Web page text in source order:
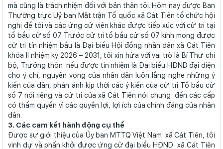
mà cũng là trách nhiệm đối với bản thân tôi. Hôm nay được Ban
Thường trực Uỷ ban Mặt trận Tổ quốc xã Cát Tiên tổ chức hội
nghị để tôi và các ứng cử viên khác được tiếp xúc với cử tri tại
tổ bầu cử số 07 Trước cử tri tổ bầu cử số 07 kính mong được
cử tri tín nhiệm bầu là Đại biểu Hội đồng nhân dân xã Cát Tiên
khóa II nhiệm kỳ 2026 – 2031, tôi xin hứa với vai trò là Bí Thư chi
bộ, Trưởng thôn nếu được tín nhiệm là Đại biểu HĐND đại diện
cho ý chí, nguyện vọng của nhân dân luôn lắng nghe những ý
kiến của dân, phản ánh kịp thời các ý kiến của cử tri Tổ bầu cử
số 7 nói riêng và cử tri của xã Cát Tiên nói chung đến các cấp
có thẩm quyền vì các quyền lợi, lợi ích của chính đáng của nhân
dân.
3. Các cam kết hành động cụ thể
Được sự giới thiệu của Ủy ban MTTQ Việt Nam xã Cát Tiên, tôi
vinh dự và phấn khởi được ứng cử đại biểu HĐND xã Cát Tiên